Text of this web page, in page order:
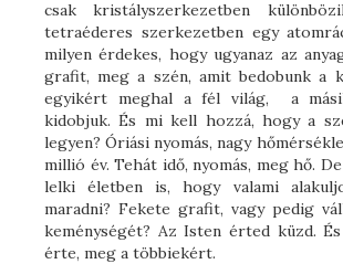
csak kristályszerkezetben
tetraéderes szerkezetben egy
milyen érdekes, hogy ugyanaz az
grafit, meg a szén, amit bedobunk a
egyikért meghal a fél világ, a
kidobjuk. És mi kell hozzá, hogy a
legyen? Óriási nyomás, nagy
millió év. Tehát idő, nyomás, meg hő.
lelki életben is, hogy valami
maradni? Fekete grafit, vagy pedig
keménységét? Az Isten érted küzd.
érte, meg a többiekért.